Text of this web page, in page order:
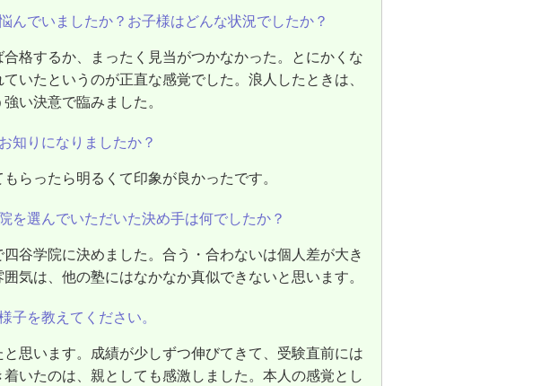
んでいましたか？お子様はどんな状況でしたか？
格するか、まったく見当がつかなかった。とにかくな
いたというのが正直な感覚でした。浪人したときは、
い決意で臨みました。
知りになりましたか？
らったら明るくて印象が良かったです。
を選んでいただいた決め手は何でしたか？
谷学院に決めました。合う・合わないは個人差が大き
気は、他の塾にはなかなか真似できないと思います。
を教えてください。
思います。成績が少しずつ伸びてきて、受験直前には
いたのは、親としても感激しました。本人の感覚とし